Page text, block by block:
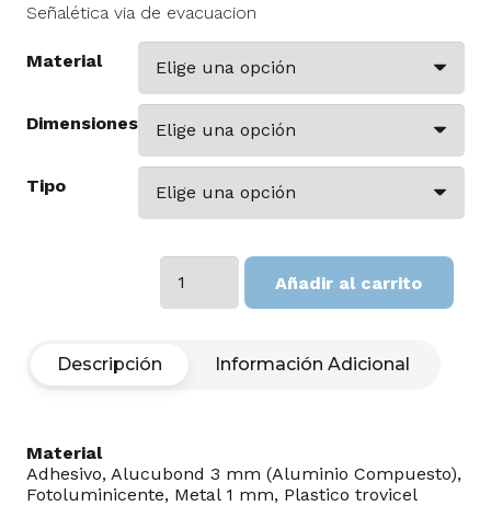
Señalética via de evacuacion
Material
Dimensiones
Tipo
Evacuacion
Añadir al carrito
Descripción Información Adicional
Material
Adhesivo, Alucubond 3 mm (Aluminio Compuesto),
Fotoluminicente, Metal 1 mm, Plastico trovicel